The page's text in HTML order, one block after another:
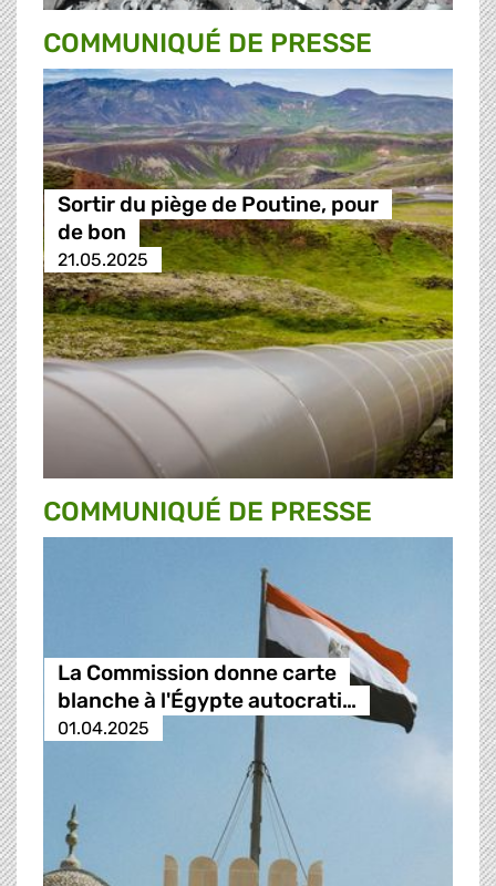
COMMUNIQUÉ DE PRESSE
Sortir du piège de Poutine, pour
de bon
21.05.2025
COMMUNIQUÉ DE PRESSE
La Commission donne carte
blanche à l'Égypte autocrati…
01.04.2025